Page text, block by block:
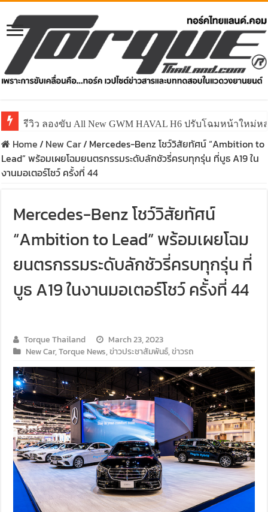
รีวิว ลองขับ All New GWM HAVAL H6 ปรับโฉมหน้าใหม่
Home/ New Car/ Mercedes-Benz โชว์วิสัยทัศน์ “Ambition to
Lead” พร้อมเผยโฉมยนตรกรรมระดับลักชัวรี่ครบทุกรุ่น ที่บูธ A19 ใน
งานมอเตอร์โชว์ ครั้งที่ 44
Mercedes-Benz โชว์วิสัยทัศน์
“Ambition to Lead” พร้อมเผยโฉม
ยนตรกรรมระดับลักชัวรี่ครบทุกรุ่น ที่
บูธ A19 ในงานมอเตอร์โชว์ ครั้งที่ 44
Torque Thailand
March 23, 2023
New Car,Torque News,ข่าวประชาสัมพันธ์,ข่าวรถ